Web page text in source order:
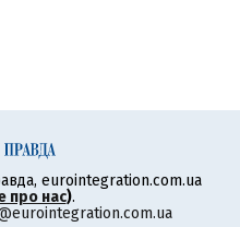
eurointegration.com.ua
про нас).